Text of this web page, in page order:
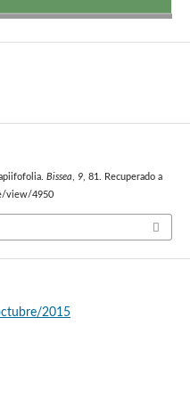
Bissea, 9, 81. Recuperado a
view/4950
2015